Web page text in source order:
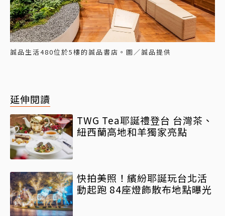
誠品生活480位於5樓的誠品書店。圖／誠品提供
延伸閱讀
TWG Tea耶誕禮登台 台灣茶、
紐西蘭高地和羊獨家亮點
快拍美照！繽紛耶誕玩台北活
動起跑 84座燈飾散布地點曝光